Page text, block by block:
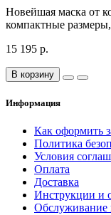
Новейшая маска от
компактные
15 195 р.
В корзину
Информация
Как оформить
Политика
Условия
Оплата
Доставка
Инструкции и
Обслуживание